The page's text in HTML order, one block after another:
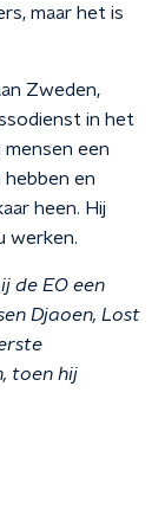
maar het is
Zweden,
in het
een
en
heen. Hij
werken.
de EO een
Djaoen, Lost
toen hij